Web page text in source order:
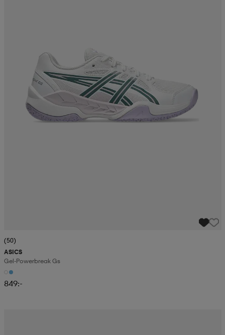
(50)
ASICS
Gel-Powerbreak Gs
849:-